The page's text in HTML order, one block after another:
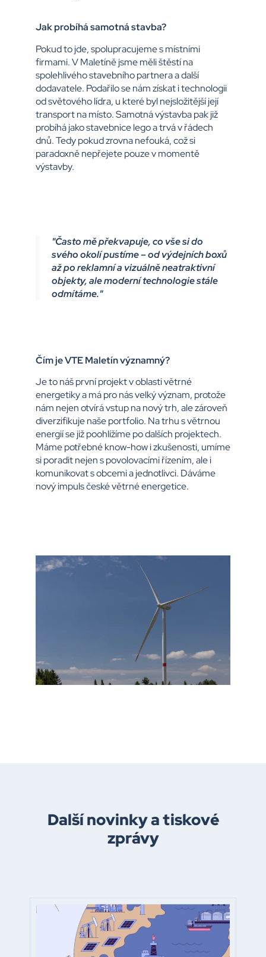
Jak probíhá samotná stavba?
Pokud to jde, spolupracujeme s místními
firmami. V Maletíně jsme měli štěstí na
spolehlivého stavebního partnera a další
dodavatele. Podařilo se nám získat i technologii
od světového lídra, u které byl nejsložitější její
transport na místo. Samotná výstavba pak již
probíhá jako stavebnice lego a trvá v řádech
dnů. Tedy pokud zrovna nefouká, což si
paradoxně nepřejete pouze v momentě
výstavby.
"Často mě překvapuje, co vše si do
svého okolí pustíme – od výdejních boxů
až po reklamní a vizuálně neatraktivní
objekty, ale moderní technologie stále
odmítáme."
Čím je VTE Maletín významný?
Je to náš první projekt v oblasti větrné
energetiky a má pro nás velký význam, protože
nám nejen otvírá vstup na nový trh, ale zároveň
diverzifikuje naše portfolio. Na trhu s větrnou
energií se již poohlížíme po dalších projektech.
Máme potřebné know-how i zkušenosti, umíme
si poradit nejen s povolovacími řízením, ale i
komunikovat s obcemi a jednotlivci. Dáváme
nový impuls české větrné energetice.
Další novinky a tiskové
zprávy